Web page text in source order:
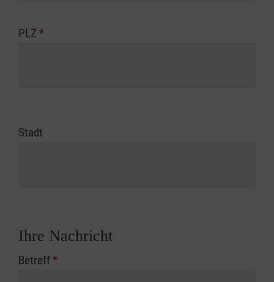
PLZ *
Stadt
Ihre Nachricht
Betreff*